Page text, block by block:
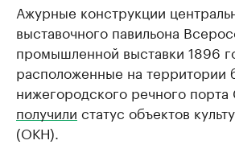
Ажурные конструкции
выставочного павильона
промышленной выставки 1896
расположенные на территории
нижегородского речного порта
получили статус объектов
(ОКН).